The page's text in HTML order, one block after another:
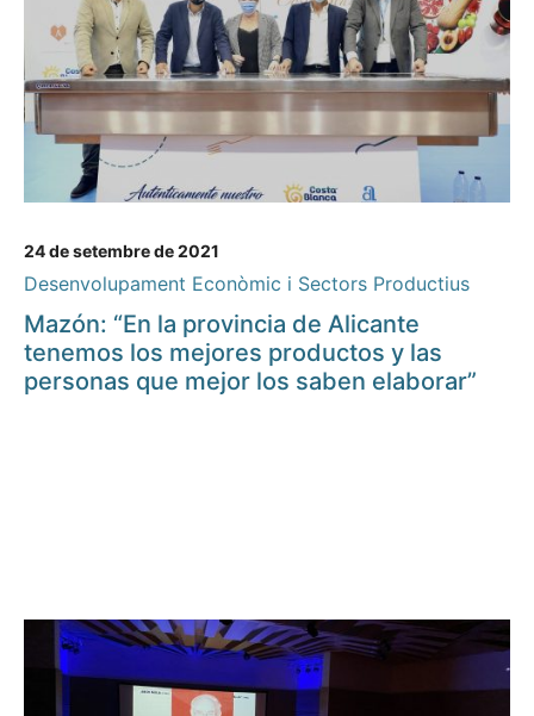
24 de setembre de 2021
Desenvolupament Econòmic i Sectors Productius
Mazón: “En la provincia de Alicante
tenemos los mejores productos y las
personas que mejor los saben elaborar”